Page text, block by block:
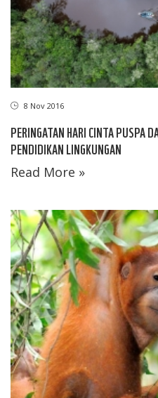
8 Nov 2016
PERINGATAN HARI CINTA PUSPA
PENDIDIKAN LINGKUNGAN
Read More »